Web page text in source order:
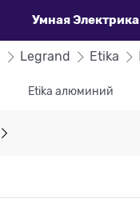
Умная Электрика
Legrand Etika
Etika алюминий